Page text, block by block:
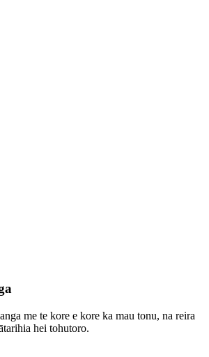
me te kore e kore ka mau tonu, na reira
hei tohutoro.